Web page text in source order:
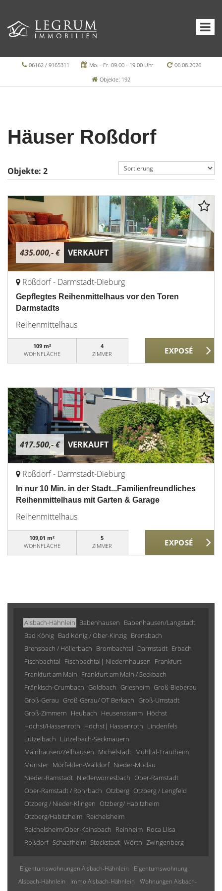
06162 / 9165311 Mo. - Fr. 09.00 - 19.00 Uhr
06.08.2026
Objekte: 192
Häuser Roßdorf
Objekte: 2
435.000,- € VERKAUFT
Roßdorf - Darmstadt-Dieburg
Gepflegtes Reihenmittelhaus vor den Toren
Darmstadts
Reihenmittelhaus
109 m²
WOHNFLÄCHE
4
ZIMMER
417.500,- € VERKAUFT
Roßdorf - Darmstadt-Dieburg
In nur 10 Min. in der Stadt...Familienfreundliches
Reihenmittelhaus mit Garten & Garage
Reihenmittelhaus
109,01 m²
WOHNFLÄCHE
5
ZIMMER
Alsbach-Hähnlein Babenhausen Babenhausen/Langstadt
Bad König Bad König / Ober-Kinzig Brensbach
Brensbach / Höllerbach Brombachtal Darmstadt Erbach
Fischbachtal Fischbachtal| Niedernhausen Frankfurt
Frankfurt am Main Frankfurt am Main / Seckbach
Fränkisch-Crumbach Goldbach Griesheim Groß-Bieberau
Groß-Gerau Groß-Gerau/ OT Berkach Groß-Umstadt
Groß-Zimmern Heubach Heusenstamm Höchst
Höchst/Hassenroth Höchst| Hassenroth Lindenfels
Lützelbach Lützelbach-Seckmauern
Mainhausen/Zellhausen Michelstadt Mühltal-Trautheim
Münster Mörfelden-Walldorf Nieder-Modau
Nieder-Ramstadt Niederwörresbach Ober-Ramstadt
Ober-Ramstadt / Rohrbach Otzberg Otzberg / Lengfeld
Otzberg / Nieder-Klingen Otzberg/ Habitzheim
Otzberg/Habitzheim Reichelsheim
Reichelsheim/Ober-Kainsbach Reinheim Roca Llisa
Roßdorf Schaafheim Stockstadt Wörth Zwingenberg
Eigentumswohnungen Alsbach-Hähnlein
Eigentumswohnung
Alsbach-Hähnlein
Immo Alsbach-Hähnlein
Wohnungen Alsbach-